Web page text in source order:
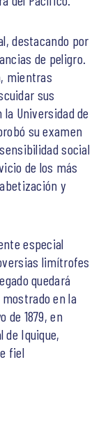
destacando por
de peligro.
mientras
sus
Universidad de
su examen
social
de los más
y
especial
limítrofes
quedará
en la
de 1879, en
de Iquique,
fiel